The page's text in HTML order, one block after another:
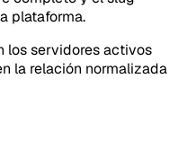
plataforma.
los servidores activos
la relación normalizada